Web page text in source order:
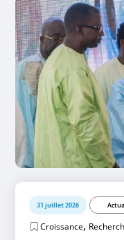
31 juillet 2026
Croissance,